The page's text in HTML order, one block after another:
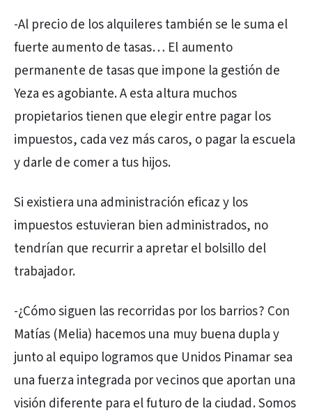
-Al precio de los alquileres también se le suma el
fuerte aumento de tasas… El aumento
permanente de tasas que impone la gestión de
Yeza es agobiante. A esta altura muchos
propietarios tienen que elegir entre pagar los
impuestos, cada vez más caros, o pagar la escuela
y darle de comer a tus hijos.
Si existiera una administración eficaz y los
impuestos estuvieran bien administrados, no
tendrían que recurrir a apretar el bolsillo del
trabajador.
-¿Cómo siguen las recorridas por los barrios? Con
Matías (Melia) hacemos una muy buena dupla y
junto al equipo logramos que Unidos Pinamar sea
una fuerza integrada por vecinos que aportan una
visión diferente para el futuro de la ciudad. Somos